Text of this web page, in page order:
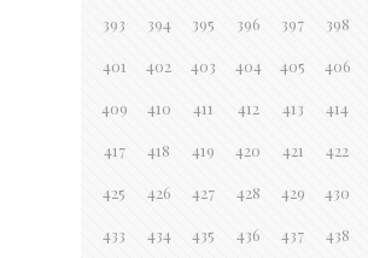
393 394 395 396 397 398
401 402 403 404 405 406
409 410 411 412 413 414
417 418 419 420 421 422
425 426 427 428 429 430
433 434 435 436 437 438